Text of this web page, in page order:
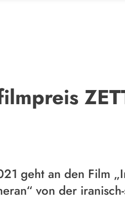
geht an den Film
von der